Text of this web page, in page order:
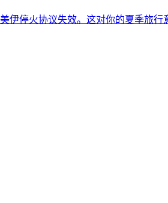
停火协议失效。这对你的夏季旅行